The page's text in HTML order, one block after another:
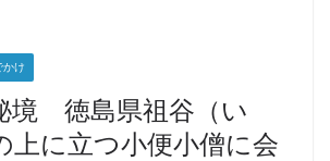
け
境 徳島県祖谷（い
に立つ小便小僧に会